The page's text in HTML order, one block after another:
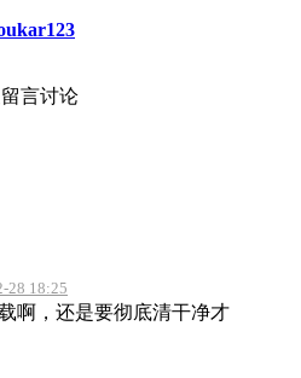
言讨论
28 18:25
啊，还是要彻底清干净才